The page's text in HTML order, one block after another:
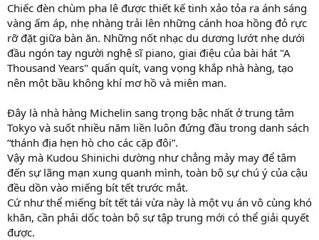
Chiếc đèn chùm pha lê được thiết kế tinh xảo tỏa ra ánh sáng
vàng ấm áp, nhẹ nhàng trải lên những cánh hoa hồng đỏ rực
rỡ đặt giữa bàn ăn. Những nốt nhạc du dương lướt nhẹ dưới
đầu ngón tay người nghệ sĩ piano, giai điệu của bài hát "A
Thousand Years" quấn quít, vang vọng khắp nhà hàng, tạo
nên một bầu không khí mơ hồ và miên man.
Đây là nhà hàng Michelin sang trọng bậc nhất ở trung tâm
Tokyo và suốt nhiều năm liền luôn đứng đầu trong danh sách
“thánh địa hẹn hò cho các cặp đôi”.
Vậy mà Kudou Shinichi dường như chẳng mảy may để tâm
đến sự lãng mạn xung quanh mình, toàn bộ sự chú ý của cậu
đều dồn vào miếng bít tết trước mắt.
Cứ như thể miếng bít tết tái vừa này là một vụ án vô cùng khó
khăn, cần phải dốc toàn bộ sự tập trung mới có thể giải quyết
được.